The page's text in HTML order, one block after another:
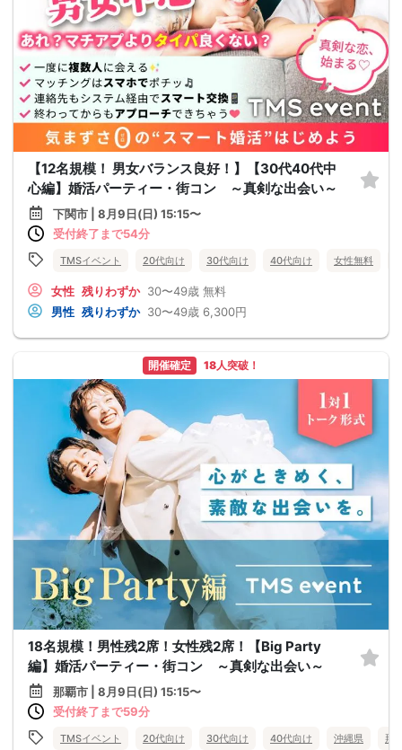
【12名規模！ 男女バランス良好！】【30代40代中
心編】婚活パーティー・街コン ～真剣な出会い～
下関市 | 8月9日(日) 15:15〜
受付終了まで54分
TMSイベント 20代向け 30代向け 40代向け 女性無料
女性 残りわずか 30〜49歳 無料
男性 残りわずか 30〜49歳 6,300円
開催確定 18人突破！
18名規模！男性残2席！女性残2席！【Big Party
編】婚活パーティー・街コン ～真剣な出会い～
那覇市 | 8月9日(日) 15:15〜
受付終了まで59分
TMSイベント 20代向け 30代向け 40代向け 沖縄県 那